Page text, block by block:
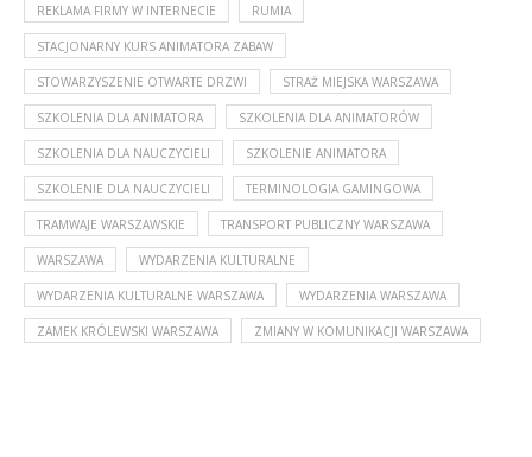
REKLAMA FIRMY W INTERNECIE RUMIA
STACJONARNY KURS ANIMATORA ZABAW
STOWARZYSZENIE OTWARTE DRZWI STRAŻ MIEJSKA WARSZAWA
SZKOLENIA DLA ANIMATORA SZKOLENIA DLA ANIMATORÓW
SZKOLENIA DLA NAUCZYCIELI SZKOLENIE ANIMATORA
SZKOLENIE DLA NAUCZYCIELI TERMINOLOGIA GAMINGOWA
TRAMWAJE WARSZAWSKIE TRANSPORT PUBLICZNY WARSZAWA
WARSZAWA WYDARZENIA KULTURALNE
WYDARZENIA KULTURALNE WARSZAWA WYDARZENIA WARSZAWA
ZAMEK KRÓLEWSKI WARSZAWA ZMIANY W KOMUNIKACJI WARSZAWA